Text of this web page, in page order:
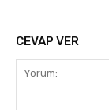
CEVAP VER